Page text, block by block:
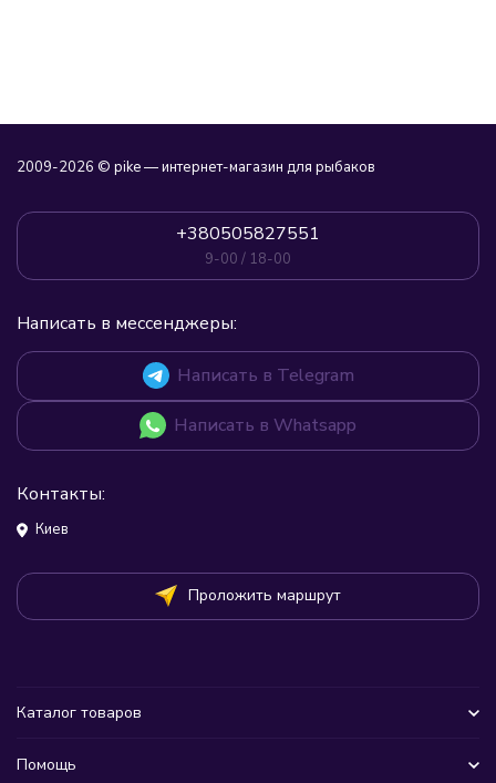
2009-2026 © pike — интернет-магазин для рыбаков
+380505827551
9-00 / 18-00
Написать в мессенджеры:
Написать в Telegram
Написать в Whatsapp
Контакты:
Киев
Проложить маршрут
Каталог товаров
Помощь